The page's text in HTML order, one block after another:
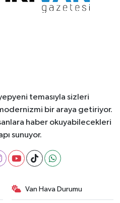
temasıyla sizleri
bir araya getiriyor.
haber okuyabilecekleri
sunuyor.
Van Hava Durumu